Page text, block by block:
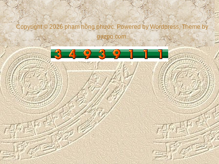
Copyright © 2026 phạm hồng phước. Powered byWordpress, Theme by
gazpo.com.